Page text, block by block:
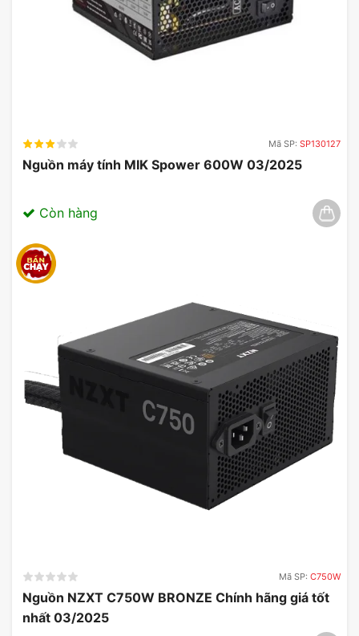
Mã SP: SP130127
Nguồn máy tính MIK Spower 600W 03/2025
Còn hàng
Mã SP: C750W
Nguồn NZXT C750W BRONZE Chính hãng giá tốt
nhất 03/2025